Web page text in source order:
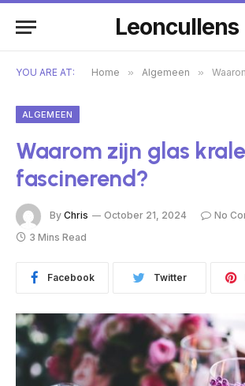
Leoncullens
YOU ARE AT: Home » Algemeen » Waarom
ALGEMEEN
Waarom zijn glas
fascinerend?
By Chris October 21, 2024
No
3 Mins Read
Facebook Twitter